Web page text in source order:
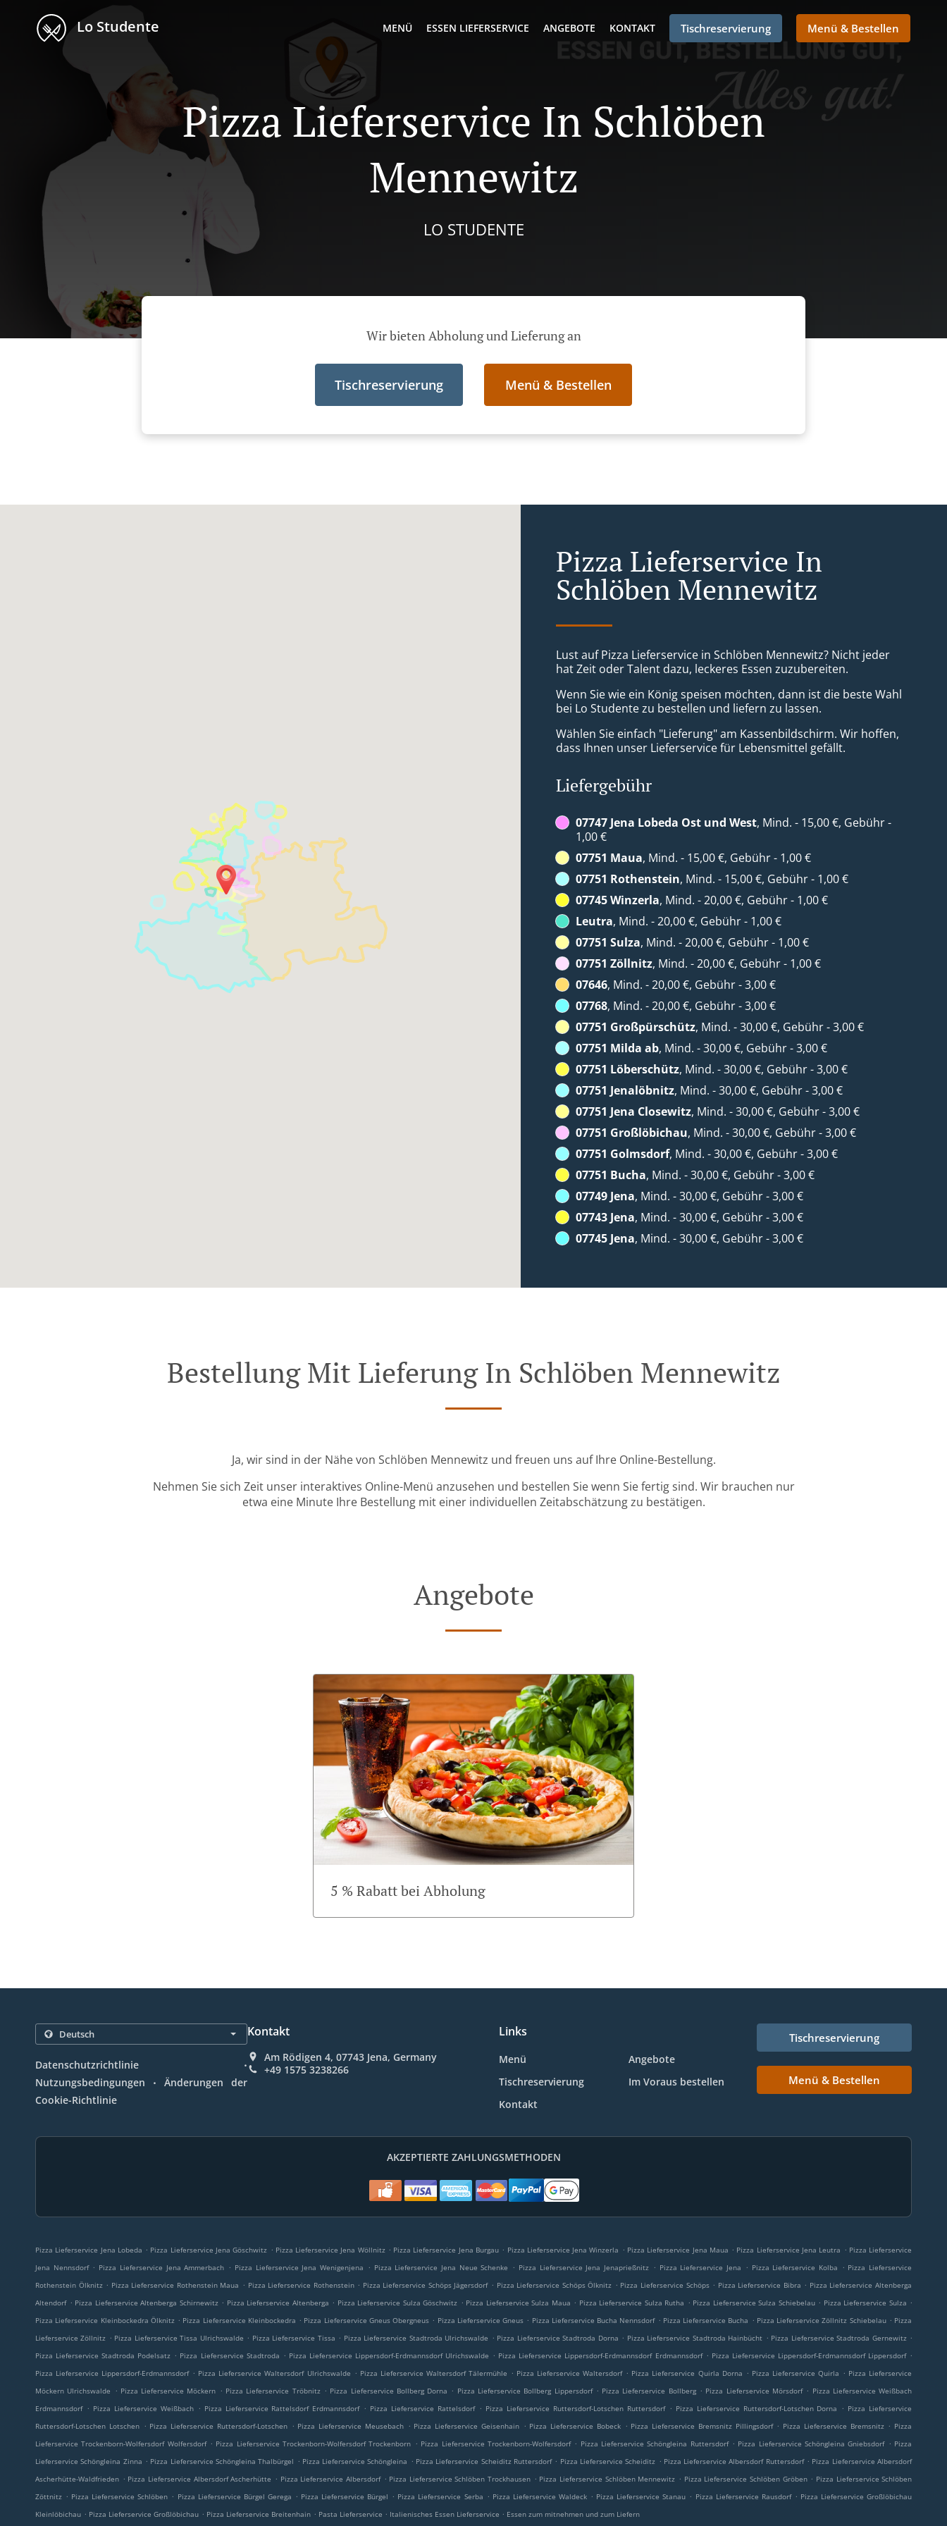
Lo Studente MENÜ ESSEN LIEFERSERVICE ANGEBOTE KONTAKT Tischreservierung Menü & Bestellen
Pizza Lieferservice In Schlöben
Mennewitz
LO STUDENTE
Wir bieten Abholung und Lieferung an
Tischreservierung Menü & Bestellen
Pizza Lieferservice In
Schlöben Mennewitz
Lust auf Pizza Lieferservice in Schlöben Mennewitz? Nicht jeder
hat Zeit oder Talent dazu, leckeres Essen zuzubereiten.
Wenn Sie wie ein König speisen möchten, dann ist die beste Wahl
bei Lo Studente zu bestellen und liefern zu lassen.
Wählen Sie einfach "Lieferung" am Kassenbildschirm. Wir hoffen,
dass Ihnen unser Lieferservice für Lebensmittel gefällt.
Liefergebühr
07747 Jena Lobeda Ost und West, Mind. - 15,00 €, Gebühr -
1,00 €
07751 Maua, Mind. - 15,00 €, Gebühr - 1,00 €
07751 Rothenstein, Mind. - 15,00 €, Gebühr - 1,00 €
07745 Winzerla, Mind. - 20,00 €, Gebühr - 1,00 €
Leutra, Mind. - 20,00 €, Gebühr - 1,00 €
07751 Sulza, Mind. - 20,00 €, Gebühr - 1,00 €
07751 Zöllnitz, Mind. - 20,00 €, Gebühr - 1,00 €
07646, Mind. - 20,00 €, Gebühr - 3,00 €
07768, Mind. - 20,00 €, Gebühr - 3,00 €
07751 Großpürschütz, Mind. - 30,00 €, Gebühr - 3,00 €
07751 Milda ab, Mind. - 30,00 €, Gebühr - 3,00 €
07751 Löberschütz, Mind. - 30,00 €, Gebühr - 3,00 €
07751 Jenalöbnitz, Mind. - 30,00 €, Gebühr - 3,00 €
07751 Jena Closewitz, Mind. - 30,00 €, Gebühr - 3,00 €
07751 Großlöbichau, Mind. - 30,00 €, Gebühr - 3,00 €
07751 Golmsdorf, Mind. - 30,00 €, Gebühr - 3,00 €
07751 Bucha, Mind. - 30,00 €, Gebühr - 3,00 €
07749 Jena, Mind. - 30,00 €, Gebühr - 3,00 €
07743 Jena, Mind. - 30,00 €, Gebühr - 3,00 €
07745 Jena, Mind. - 30,00 €, Gebühr - 3,00 €
Bestellung Mit Lieferung In Schlöben Mennewitz
Ja, wir sind in der Nähe von Schlöben Mennewitz und freuen uns auf Ihre Online-Bestellung.
Nehmen Sie sich Zeit unser interaktives Online-Menü anzusehen und bestellen Sie wenn Sie fertig sind. Wir brauchen nur
etwa eine Minute Ihre Bestellung mit einer individuellen Zeitabschätzung zu bestätigen.
Angebote
5 % Rabatt bei Abholung
Datenschutzrichtlinie .
Nutzungsbedingungen .
Änderungen der
Cookie-Richtlinie
Kontakt
Am Rödigen 4, 07743 Jena, Germany
+49 1575 3238266
Links
Menü
Angebote
Tischreservierung
Im Voraus bestellen
Kontakt
Tischreservierung
Menü & Bestellen
AKZEPTIERTE ZAHLUNGSMETHODEN
Pizza Lieferservice Jena Lobeda . Pizza Lieferservice Jena Göschwitz . Pizza Lieferservice Jena Wöllnitz . Pizza Lieferservice Jena Burgau . Pizza Lieferservice Jena Winzerla . Pizza Lieferservice Jena Maua . Pizza Lieferservice Jena Leutra . Pizza Lieferservice
Jena Nennsdorf . Pizza Lieferservice Jena Ammerbach . Pizza Lieferservice Jena Wenigenjena . Pizza Lieferservice Jena Neue Schenke . Pizza Lieferservice Jena Jenaprießnitz . Pizza Lieferservice Jena . Pizza Lieferservice Kolba . Pizza Lieferservice
Rothenstein Ölknitz . Pizza Lieferservice Rothenstein Maua . Pizza Lieferservice Rothenstein . Pizza Lieferservice Schöps Jägersdorf . Pizza Lieferservice Schöps Ölknitz . Pizza Lieferservice Schöps . Pizza Lieferservice Bibra . Pizza Lieferservice Altenberga
Altendorf . Pizza Lieferservice Altenberga Schirnewitz . Pizza Lieferservice Altenberga . Pizza Lieferservice Sulza Göschwitz . Pizza Lieferservice Sulza Maua . Pizza Lieferservice Sulza Rutha . Pizza Lieferservice Sulza Schiebelau . Pizza Lieferservice Sulza .
Pizza Lieferservice Kleinbockedra Ölknitz . Pizza Lieferservice Kleinbockedra . Pizza Lieferservice Gneus Obergneus . Pizza Lieferservice Gneus . Pizza Lieferservice Bucha Nennsdorf . Pizza Lieferservice Bucha . Pizza Lieferservice Zöllnitz Schiebelau . Pizza
Lieferservice Zöllnitz . Pizza Lieferservice Tissa Ulrichswalde . Pizza Lieferservice Tissa . Pizza Lieferservice Stadtroda Ulrichswalde . Pizza Lieferservice Stadtroda Dorna . Pizza Lieferservice Stadtroda Hainbücht . Pizza Lieferservice Stadtroda Gernewitz .
Pizza Lieferservice Stadtroda Podelsatz . Pizza Lieferservice Stadtroda . Pizza Lieferservice Lippersdorf-Erdmannsdorf Ulrichswalde . Pizza Lieferservice Lippersdorf-Erdmannsdorf Erdmannsdorf . Pizza Lieferservice Lippersdorf-Erdmannsdorf Lippersdorf .
Pizza Lieferservice Lippersdorf-Erdmannsdorf . Pizza Lieferservice Waltersdorf Ulrichswalde . Pizza Lieferservice Waltersdorf Tälermühle . Pizza Lieferservice Waltersdorf . Pizza Lieferservice Quirla Dorna . Pizza Lieferservice Quirla . Pizza Lieferservice
Möckern Ulrichswalde
. Pizza Lieferservice Möckern . Pizza Lieferservice Tröbnitz . Pizza Lieferservice Bollberg Dorna . Pizza Lieferservice Bollberg Lippersdorf . Pizza Lieferservice Bollberg . Pizza Lieferservice Mörsdorf . Pizza Lieferservice Weißbach
Erdmannsdorf . Pizza Lieferservice Weißbach . Pizza Lieferservice Rattelsdorf Erdmannsdorf . Pizza Lieferservice Rattelsdorf . Pizza Lieferservice Ruttersdorf-Lotschen Ruttersdorf . Pizza Lieferservice Ruttersdorf-Lotschen Dorna . Pizza Lieferservice
Ruttersdorf-Lotschen Lotschen . Pizza Lieferservice Ruttersdorf-Lotschen . Pizza Lieferservice Meusebach . Pizza Lieferservice Geisenhain . Pizza Lieferservice Bobeck . Pizza Lieferservice Bremsnitz Pillingsdorf . Pizza Lieferservice Bremsnitz . Pizza
Lieferservice Trockenborn-Wolfersdorf Wolfersdorf . Pizza Lieferservice Trockenborn-Wolfersdorf Trockenborn . Pizza Lieferservice Trockenborn-Wolfersdorf . Pizza Lieferservice Schöngleina Ruttersdorf . Pizza Lieferservice Schöngleina Gniebsdorf . Pizza
Lieferservice Schöngleina Zinna . Pizza Lieferservice Schöngleina Thalbürgel . Pizza Lieferservice Schöngleina . Pizza Lieferservice Scheiditz Ruttersdorf . Pizza Lieferservice Scheiditz . Pizza Lieferservice Albersdorf Ruttersdorf . Pizza Lieferservice Albersdorf
Ascherhütte-Waldfrieden . Pizza Lieferservice Albersdorf Ascherhütte . Pizza Lieferservice Albersdorf . Pizza Lieferservice Schlöben Trockhausen . Pizza Lieferservice Schlöben Mennewitz . Pizza Lieferservice Schlöben Gröben . Pizza Lieferservice Schlöben
Zöttnitz . Pizza Lieferservice Schlöben . Pizza Lieferservice Bürgel Gerega . Pizza Lieferservice Bürgel . Pizza Lieferservice Serba . Pizza Lieferservice Waldeck . Pizza Lieferservice Stanau . Pizza Lieferservice Rausdorf . Pizza Lieferservice Großlöbichau
Kleinlöbichau . Pizza Lieferservice Großlöbichau . Pizza Lieferservice Breitenhain . Pasta Lieferservice . Italienisches Essen Lieferservice . Essen zum mitnehmen und zum Liefern